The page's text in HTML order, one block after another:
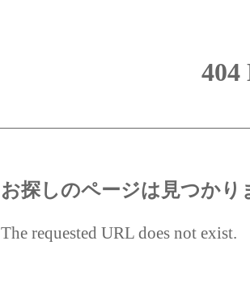
404
お探しのページは見つかり
The requested URL does not exist.